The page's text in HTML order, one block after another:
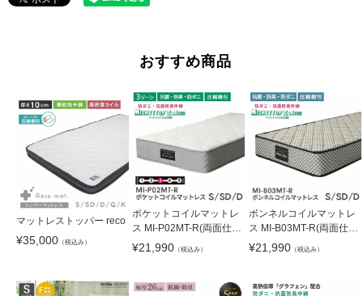
おすすめ商品
マットレストッパー reco
¥35,000 （税込み）
ポケットコイルマットレ
ス MI-P02MT-R(両面仕
様)
¥21,990 （税込み）
ボンネルコイルマットレ
ス MI-B03MT-R(両面仕
様)
¥21,990（税込み）